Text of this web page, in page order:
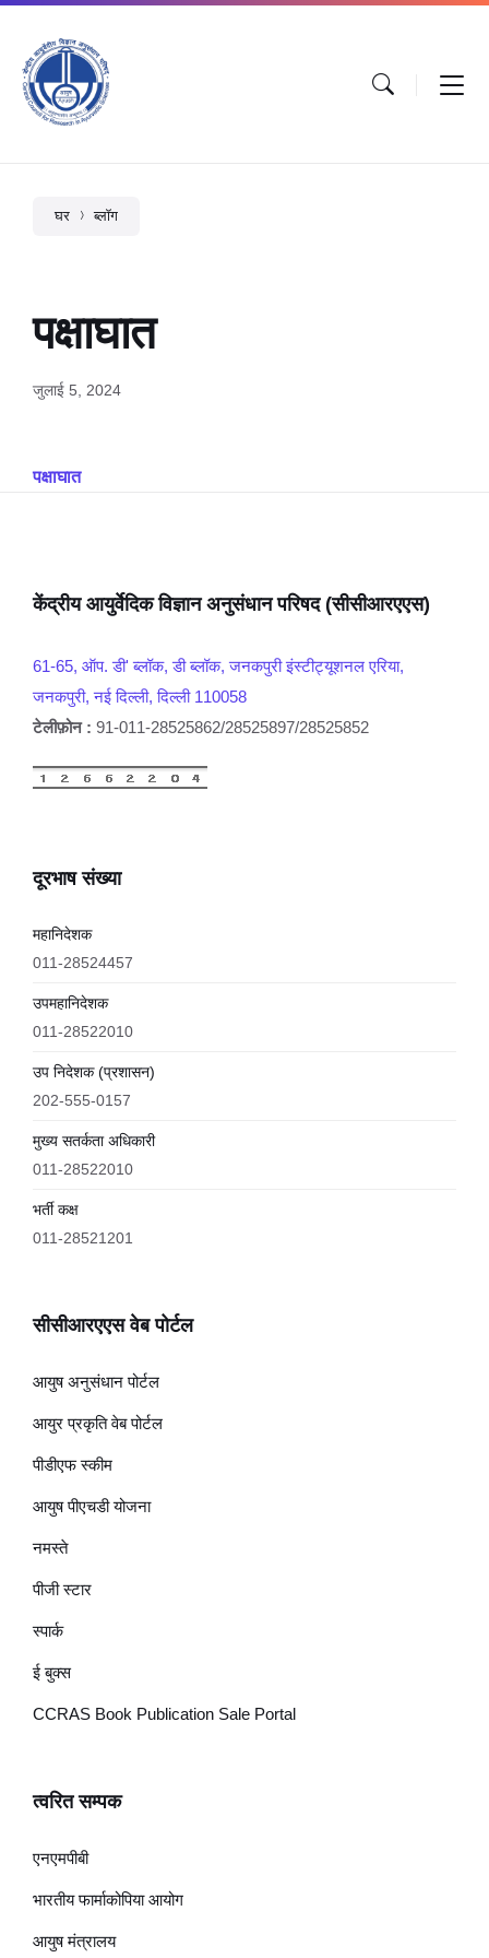
घर ब्लॉग
पक्षाघात
जुलाई 5, 2024
पक्षाघात
केंद्रीय आयुर्वेदिक विज्ञान अनुसंधान परिषद (सीसीआरएएस)
61-65, ऑप. डी' ब्लॉक, डी ब्लॉक, जनकपुरी इंस्टीट्यूशनल एरिया,
जनकपुरी, नई दिल्ली, दिल्ली 110058
टेलीफ़ोन : 91-011-28525862/28525897/28525852
दूरभाष संख्या
महानिदेशक
011-28524457
उपमहानिदेशक
011-28522010
उप निदेशक (प्रशासन)
202-555-0157
मुख्य सतर्कता अधिकारी
011-28522010
भर्ती कक्ष
011-28521201
सीसीआरएएस वेब पोर्टल
आयुष अनुसंधान पोर्टल
आयुर प्रकृति वेब पोर्टल
पीडीएफ स्कीम
आयुष पीएचडी योजना
नमस्ते
पीजी स्टार
स्पार्क
ई बुक्स
CCRAS Book Publication Sale Portal
त्वरित सम्पक
एनएमपीबी
भारतीय फार्माकोपिया आयोग
आयुष मंत्रालय